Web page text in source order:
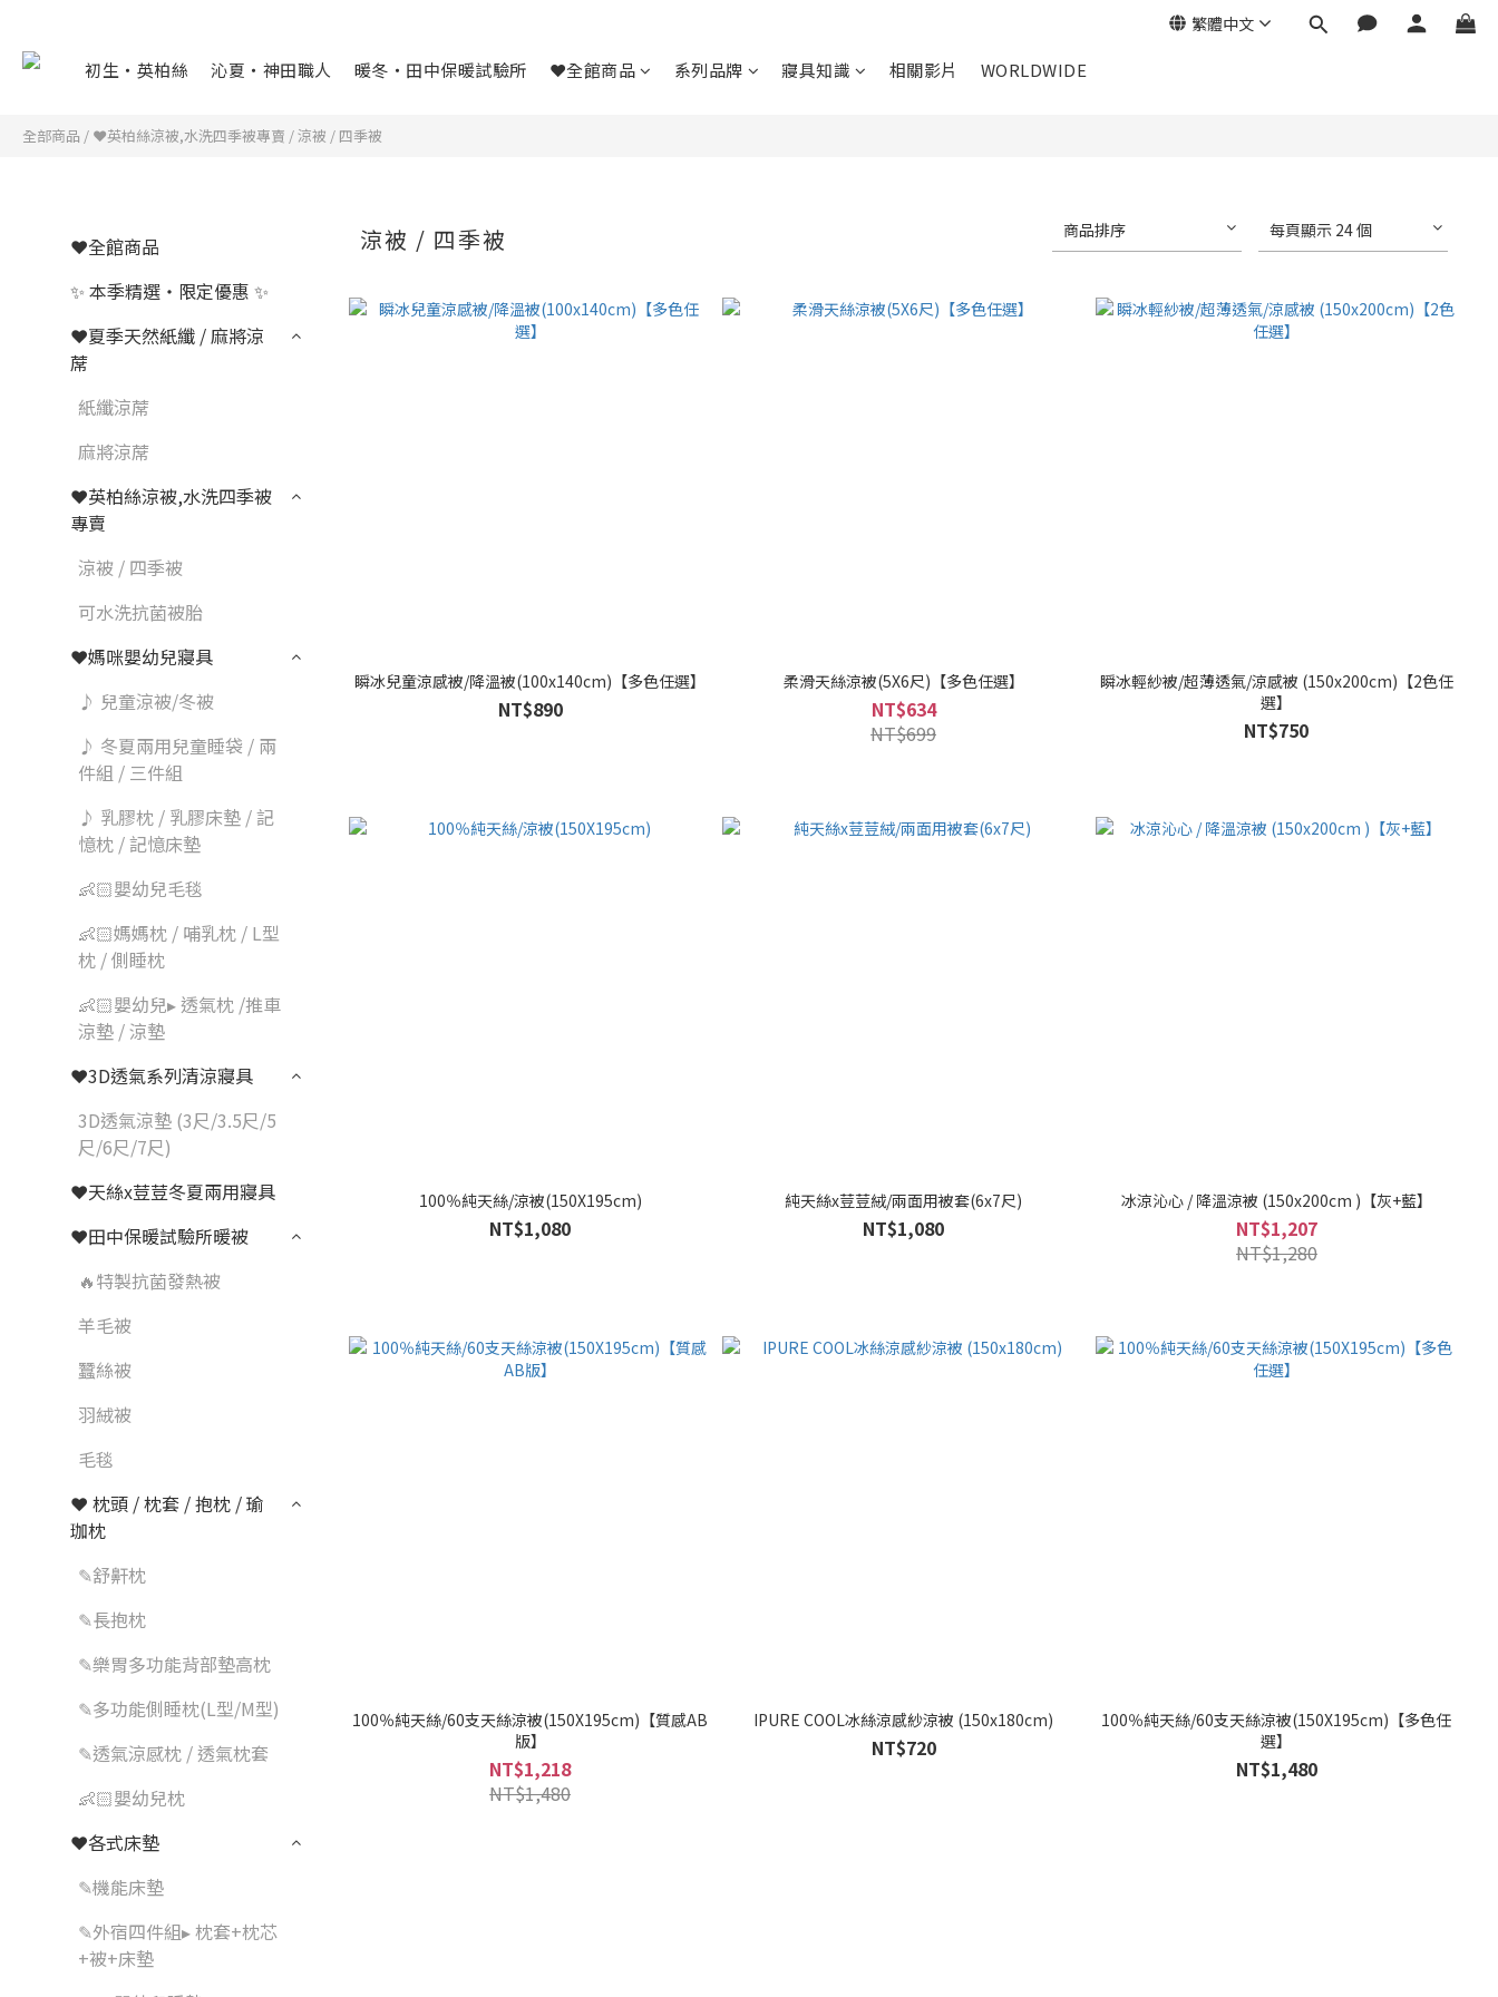
繁體中文
初生・英柏絲 沁夏・神田職人 暖冬・田中保暖試驗所 ❤全館商品 系列品牌 寢具知識 相關影片 WORLDWIDE
全部商品 / ❤英柏絲涼被,水洗四季被專賣 /涼被 / 四季被
❤全館商品
✨ 本季精選・限定優惠 ✨
❤夏季天然紙纖 / 麻將涼
蓆
紙纖涼蓆
麻將涼蓆
❤英柏絲涼被,水洗四季被
專賣
涼被 / 四季被
可水洗抗菌被胎
❤媽咪嬰幼兒寢具
♪ 兒童涼被/冬被
♪ 冬夏兩用兒童睡袋 / 兩
件組 / 三件組
♪ 乳膠枕 / 乳膠床墊 / 記
憶枕 / 記憶床墊
👶🏻嬰幼兒毛毯
👶🏻媽媽枕 / 哺乳枕 / L型
枕 / 側睡枕
👶🏻嬰幼兒▸ 透氣枕 /推車
涼墊 / 涼墊
❤3D透氣系列清涼寢具
3D透氣涼墊 (3尺/3.5尺/5
尺/6尺/7尺)
❤天絲x荳荳冬夏兩用寢具
❤田中保暖試驗所暖被
🔥特製抗菌發熱被
羊毛被
蠶絲被
羽絨被
毛毯
❤ 枕頭 / 枕套 / 抱枕 / 瑜
珈枕
✎舒鼾枕
✎長抱枕
✎樂胃多功能背部墊高枕
✎多功能側睡枕(L型/M型)
✎透氣涼感枕 / 透氣枕套
👶🏻嬰幼兒枕
❤各式床墊
✎機能床墊
✎外宿四件組▸ 枕套+枕芯
+被+床墊
涼被 / 四季被 商品排序 每頁顯示 24 個
瞬冰兒童涼感被/降溫被(100x140cm)【多色任選】
NT$890
柔滑天絲涼被(5X6尺)【多色任選】
NT$634
NT$699
瞬冰輕紗被/超薄透氣/涼感被 (150x200cm)【2色任
選】
NT$750
100％純天絲/涼被(150X195cm)
NT$1,080
純天絲x荳荳絨/兩面用被套(6x7尺)
NT$1,080
冰涼沁心 / 降溫涼被 (150x200cm )【灰+藍】
NT$1,207
NT$1,280
100％純天絲/60支天絲涼被(150X195cm)【質感AB
版】
NT$1,218
NT$1,480
IPURE COOL冰絲涼感紗涼被 (150x180cm)
NT$720
100％純天絲/60支天絲涼被(150X195cm)【多色任
選】
NT$1,480